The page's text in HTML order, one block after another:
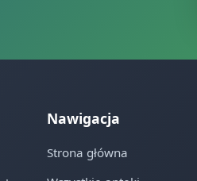
Nawigacja
Strona główna